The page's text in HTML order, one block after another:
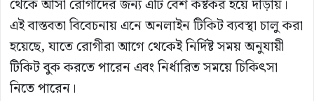
থেকে আসা রোগীদের জন্য এটি বেশ কষ্টকর হয়ে দাঁড়ায়।
এই বাস্তবতা বিবেচনায় এনে অনলাইন টিকিট ব্যবস্থা চালু করা
হয়েছে, যাতে রোগীরা আগে থেকেই নির্দিষ্ট সময় অনুযায়ী
টিকিট বুক করতে পারেন এবং নির্ধারিত সময়ে চিকিৎসা
নিতে পারেন।